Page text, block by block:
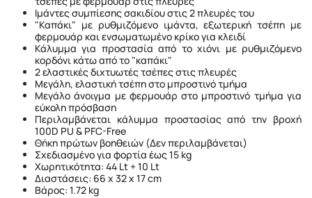
Ιμάντες συμπίεσης σακιδίου στις 2 πλευρές του
"Καπάκι" με ρυθμιζόμενο ιμάντα, εξωτερική τσέπη με
φερμουάρ και ενσωματωμένο κρίκο για κλειδί
Κάλυμμα για προστασία από το χιόνι με ρυθμιζόμενο
κορδόνι κάτω από το "καπάκι"
2 ελαστικές διχτυωτές τσέπες στις πλευρές
Μεγάλη, ελαστική τσέπη στο μπροστινό τμήμα
Μεγάλο άνοιγμα με φερμουάρ στο μπροστινό τμήμα για
εύκολη πρόσβαση
Περιλαμβάνεται κάλυμμα προστασίας από την βροχή
100D PU & PFC-Free
Θήκη πρώτων βοηθειών (Δεν περιλαμβάνεται)
Σχεδιασμένο για φορτία έως 15 kg
Χωρητικότητα: 44 Lt + 10 Lt
Διαστάσεις: 66 x 32 x 17 cm
Βάρος: 1.72 kg